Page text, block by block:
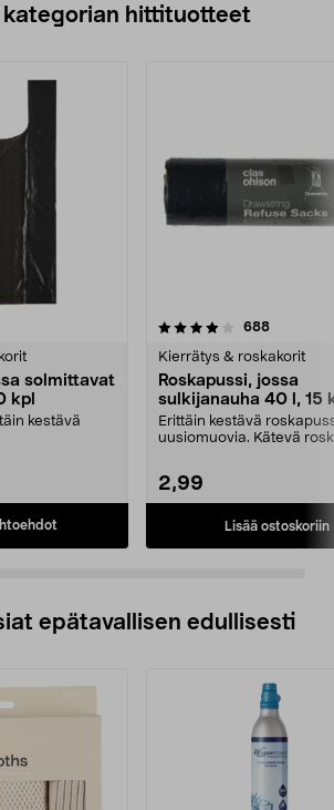
kategorian hittituotteet
solmittavat
kpl
kestävä
688arvostelut
Kierrätys & roskakorit
Roskapussi, jossa
sulkijanauha 40 l, 15
Erittäin kestävä
uusiomuovia. Kätevä
2,99
Lisää ostoskoriin
3.5 viidestä
epätavallisen edullisesti